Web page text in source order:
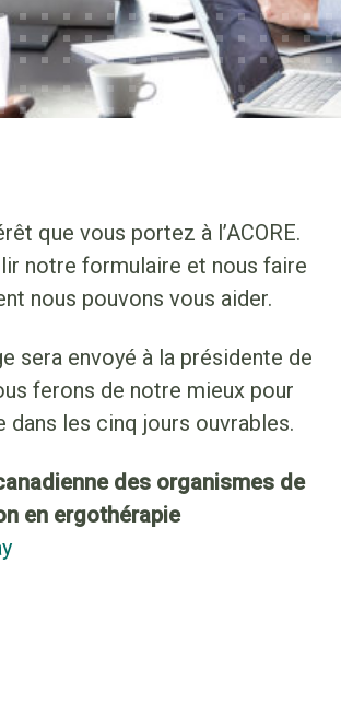
que vous portez à l’ACORE.
notre formulaire et nous faire
nous pouvons vous aider.
sera envoyé à la présidente de
ferons de notre mieux pour
dans les cinq jours ouvrables.
des organismes de
en ergothérapie